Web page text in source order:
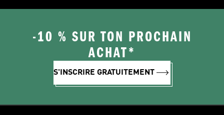
-10 % SUR TON PROCHAIN
ACHAT*
S'INSCRIRE GRATUITEMENT